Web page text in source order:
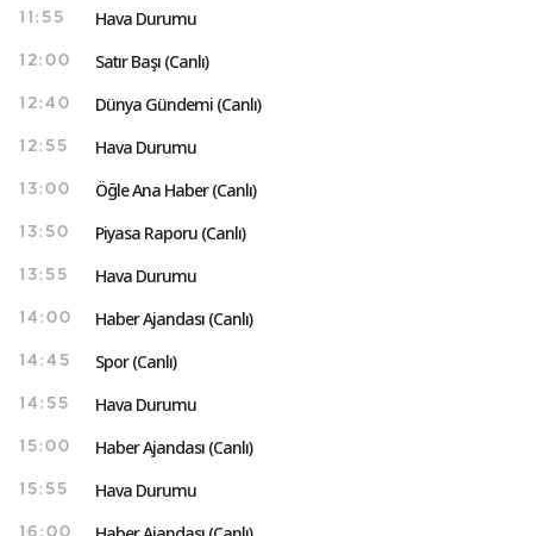
11:55 Hava Durumu
12:00 Satır Başı (Canlı)
12:40 Dünya Gündemi (Canlı)
12:55 Hava Durumu
13:00 Öğle Ana Haber (Canlı)
13:50 Piyasa Raporu (Canlı)
13:55 Hava Durumu
14:00 Haber Ajandası (Canlı)
14:45 Spor (Canlı)
14:55 Hava Durumu
15:00 Haber Ajandası (Canlı)
15:55 Hava Durumu